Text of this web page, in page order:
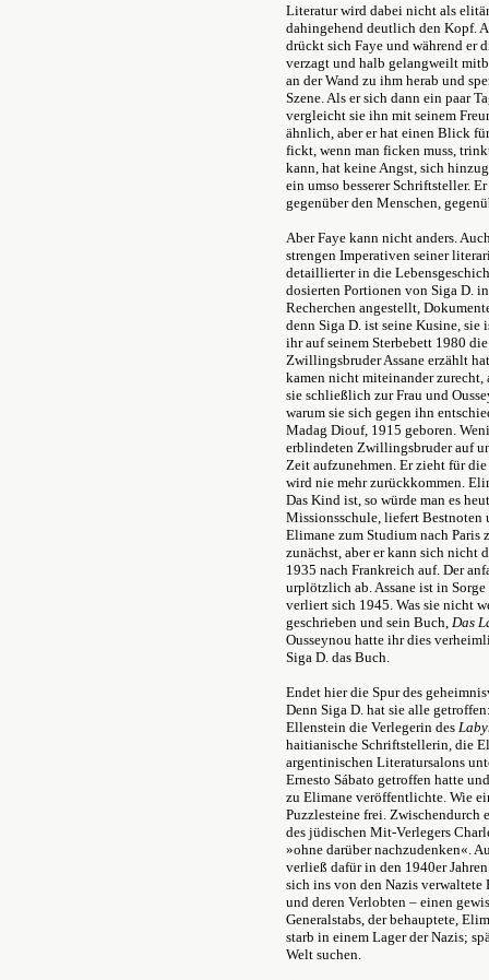
Literatur wird dabei nicht als
dahingehend deutlich den Kopf.
drückt sich Faye und während er
verzagt und halb gelangweilt
an der Wand zu ihm herab und
Szene. Als er sich dann ein paar
vergleicht sie ihn mit seinem
ähnlich, aber er hat einen Blick
fickt, wenn man ficken muss,
kann, hat keine Angst, sich
ein umso besserer Schriftsteller.
gegenüber den Menschen,
Aber Faye kann nicht anders.
strengen Imperativen seiner
detaillierter in die
dosierten Portionen von Siga D.
Recherchen angestellt,
denn Siga D. ist seine Kusine,
ihr auf seinem Sterbebett 1980
Zwillingsbruder Assane erzählt
kamen nicht miteinander zurecht,
sie schließlich zur Frau und
warum sie sich gegen ihn
Madag Diouf, 1915 geboren.
erblindeten Zwillingsbruder auf
Zeit aufzunehmen. Er zieht für
wird nie mehr zurückkommen.
Das Kind ist, so würde man es
Missionsschule, liefert Bestnoten
Elimane zum Studium nach Paris
zunächst, aber er kann sich nicht
1935 nach Frankreich auf. Der
urplötzlich ab. Assane ist in
verliert sich 1945. Was sie nicht
geschrieben und sein Buch, Das
Ousseynou hatte ihr dies
Siga D. das Buch.
Endet hier die Spur des
Denn Siga D. hat sie alle
Ellenstein die Verlegerin des
haitianische Schriftstellerin, die
argentinischen Literatursalons
Ernesto Sábato getroffen hatte
zu Elimane veröffentlichte. Wie
Puzzlesteine frei. Zwischendurch
des jüdischen Mit-Verlegers
»ohne darüber nachzudenken«.
verließ dafür in den 1940er
sich ins von den Nazis verwaltete
und deren Verlobten – einen
Generalstabs, der behauptete,
starb in einem Lager der Nazis;
Welt suchen.